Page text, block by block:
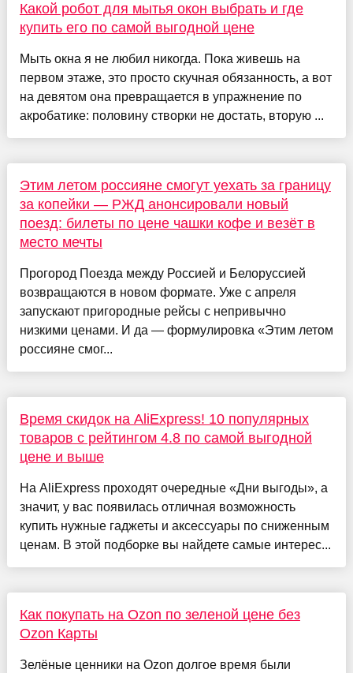
Какой робот для мытья окон выбрать и где
купить его по самой выгодной цене
Мыть окна я не любил никогда. Пока живешь на
первом этаже, это просто скучная обязанность, а вот
на девятом она превращается в упражнение по
акробатике: половину створки не достать, вторую ...
Этим летом россияне смогут уехать за границу
за копейки — РЖД анонсировали новый
поезд: билеты по цене чашки кофе и везёт в
место мечты
Прогород Поезда между Россией и Белоруссией
возвращаются в новом формате. Уже с апреля
запускают пригородные рейсы с непривычно
низкими ценами. И да — формулировка «Этим летом
россияне смог...
Время скидок на AliExpress! 10 популярных
товаров с рейтингом 4.8 по самой выгодной
цене и выше
На AliExpress проходят очередные «Дни выгоды», а
значит, у вас появилась отличная возможность
купить нужные гаджеты и аксессуары по сниженным
ценам. В этой подборке вы найдете самые интерес...
Как покупать на Ozon по зеленой цене без
Ozon Карты
Зелёные ценники на Ozon долгое время были